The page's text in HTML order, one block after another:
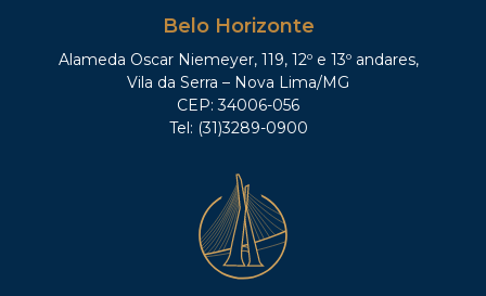
Belo Horizonte
Alameda Oscar Niemeyer, 119, 12º e 13º andares,
Vila da Serra – Nova Lima/MG
CEP: 34006-056
Tel: (31)3289-0900